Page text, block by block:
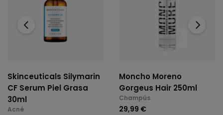
Skinceuticals Silymarin
CF Serum Piel Grasa
30ml
Acné
Moncho Moreno
Gorgeus Hair 250ml
Champús
29,99 €
‹ ›